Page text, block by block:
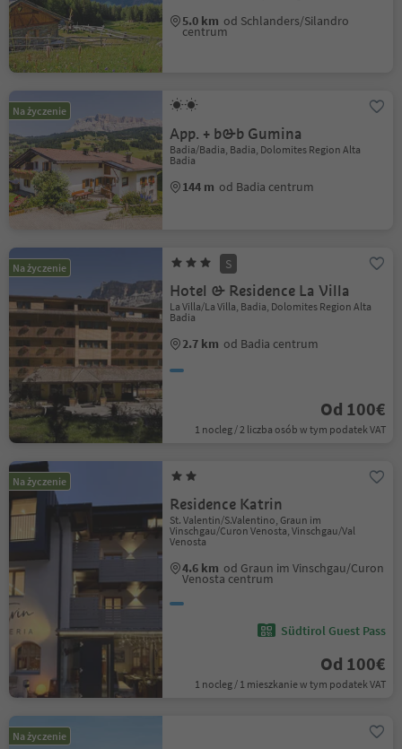
5.0 km od Schlanders/Silandro
centrum
Na życzenie
App. + b&b Gumina
Badia/Badia, Badia, Dolomites Region Alta
Badia
144 m od Badia centrum
Na życzenie S
Hotel & Residence La Villa
La Villa/La Villa, Badia, Dolomites Region Alta
Badia
2.7 km od Badia centrum
Od 100€
1 nocleg / 2 liczba osób w tym podatek VAT
Na życzenie
Residence Katrin
St. Valentin/S.Valentino, Graun im
Vinschgau/Curon Venosta, Vinschgau/Val
Venosta
4.6 km od Graun im Vinschgau/Curon
Venosta centrum
Südtirol Guest Pass
Od 100€
1 nocleg / 1 mieszkanie w tym podatek VAT
Na życzenie